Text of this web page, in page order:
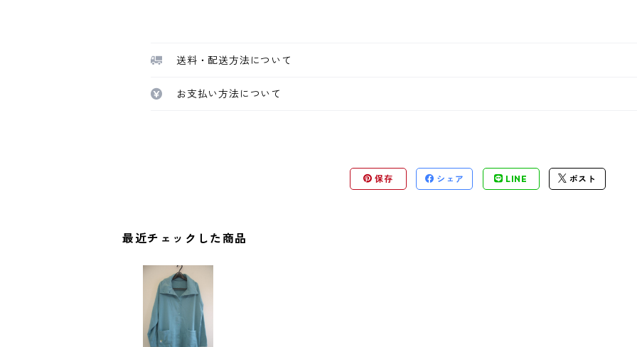
送料・配送方法について
お支払い方法について
保存 シェア LINE ポスト
最近チェックした商品